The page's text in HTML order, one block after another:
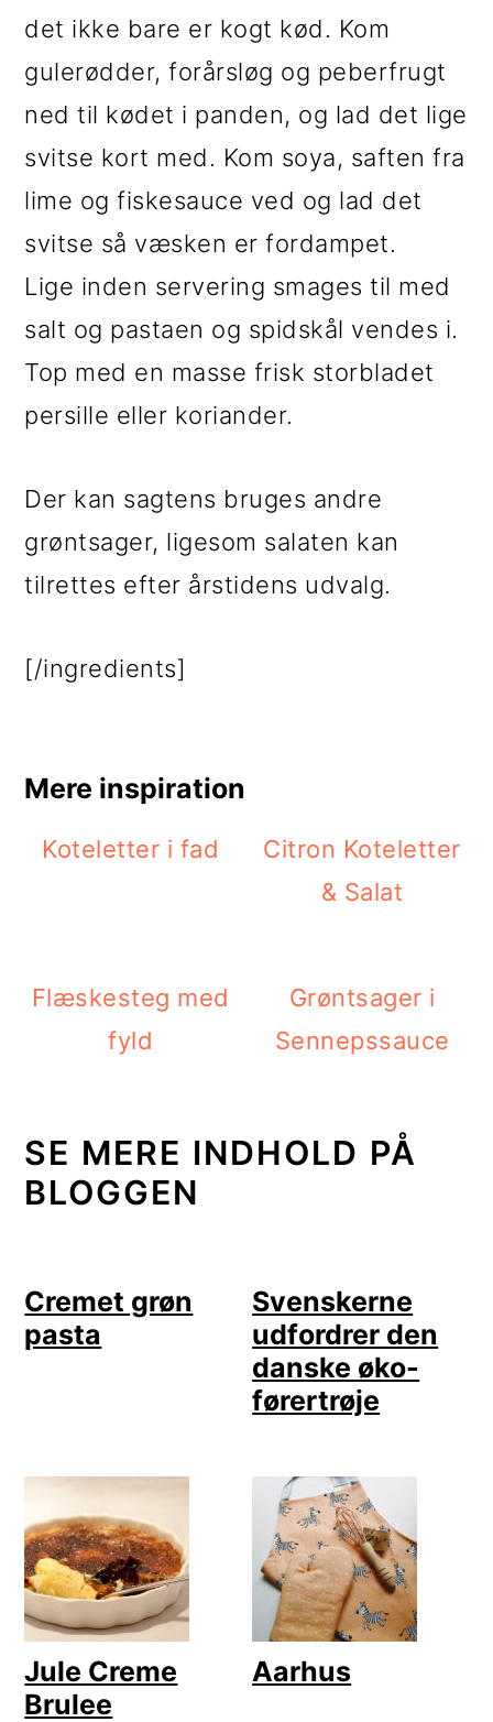
det ikke bare er kogt kød. Kom
gulerødder, forårsløg og peberfrugt
ned til kødet i panden, og lad det lige
svitse kort med. Kom soya, saften fra
lime og fiskesauce ved og lad det
svitse så væsken er fordampet.
Lige inden servering smages til med
salt og pastaen og spidskål vendes i.
Top med en masse frisk storbladet
persille eller koriander.
Der kan sagtens bruges andre
grøntsager, ligesom salaten kan
tilrettes efter årstidens udvalg.
[/ingredients]
Mere inspiration
Koteletter i fad
Citron Koteletter
& Salat
Flæskesteg med
fyld
Grøntsager i
Sennepssauce
SE MERE INDHOLD PÅ
BLOGGEN
Cremet grøn
pasta
Svenskerne
udfordrer den
danske øko-
førertrøje
Jule Creme
Brulee
Aarhus